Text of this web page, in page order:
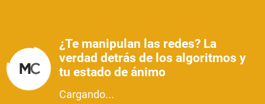
¿Te manipulan las redes? La
verdad detrás de los algoritmos y
tu estado de ánimo
Cargando...